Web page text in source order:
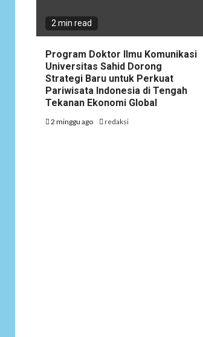
2 min read
Program Doktor Ilmu Komunikasi
Universitas Sahid Dorong
Strategi Baru untuk Perkuat
Pariwisata Indonesia di Tengah
Tekanan Ekonomi Global
2 minggu ago redaksi